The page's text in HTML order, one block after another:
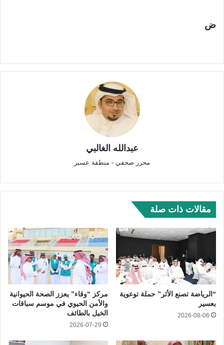
ض
عبدالله الغالبي
محرر صحفي - منطقة عسير
مقالات ذات صلة
“الرياضة تصنع الأثر” حملة توعوية
بعسير
2026-08-06
مركز “وقاء” يعزز الصحة الحيوانية
والأمن الحيوي في موسم سباقات
الخيل بالطائف
2026-07-29